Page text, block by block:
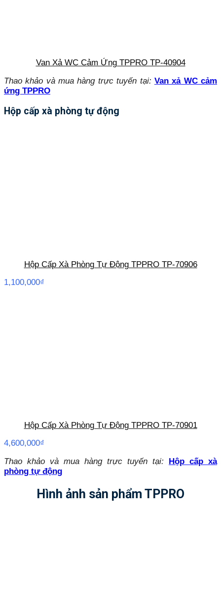
Van Xả WC Cảm Ứng TPPRO TP-40904
Thao khảo và mua hàng trực tuyến tại: Van xả WC cảm
ứng TPPRO
Hộp cấp xà phòng tự động
Hộp Cấp Xà Phòng Tự Động TPPRO TP-70906
1,100,000₫
Hộp Cấp Xà Phòng Tự Động TPPRO TP-70901
4,600,000₫
Thao khảo và mua hàng trực tuyến tại: Hộp cấp xà
phòng tự động
Hình ảnh sản phẩm TPPRO